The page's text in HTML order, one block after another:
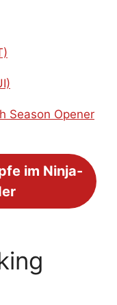
Season Opener
im Ninja-